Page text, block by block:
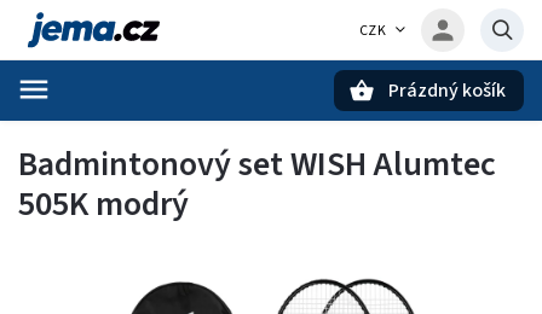
CZK
Prázdný košík
Badmintonový set WISH Alumtec
505K modrý